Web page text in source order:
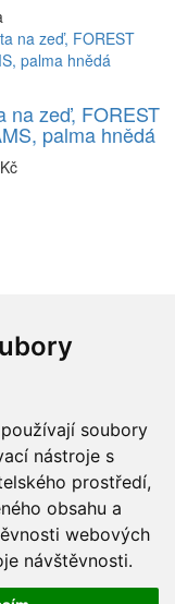
soubory
nástroje s
prostředí,
obsahu a
webových
návštěvnosti.
na zeď, FOREST
palma hnědá